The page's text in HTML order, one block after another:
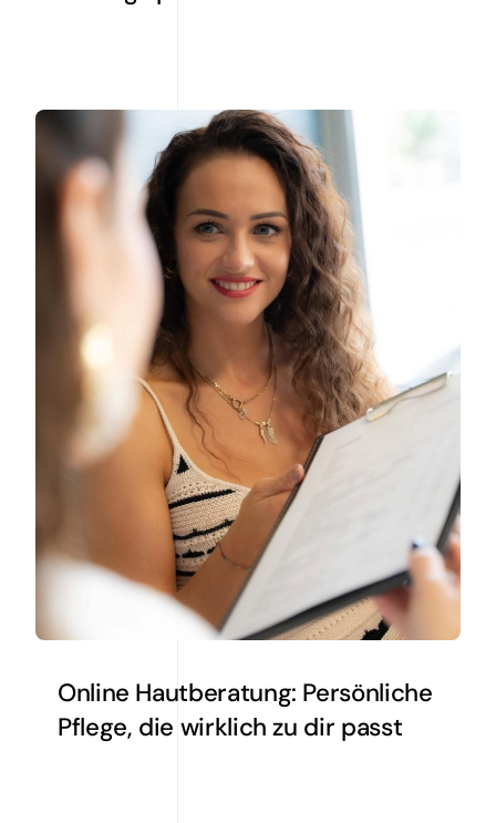
Online Hautberatung: Persönliche
Pflege, die wirklich zu dir passt